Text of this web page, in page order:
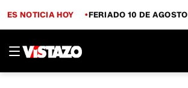
ES NOTICIA HOY FERIADO 10 DE AGOSTO